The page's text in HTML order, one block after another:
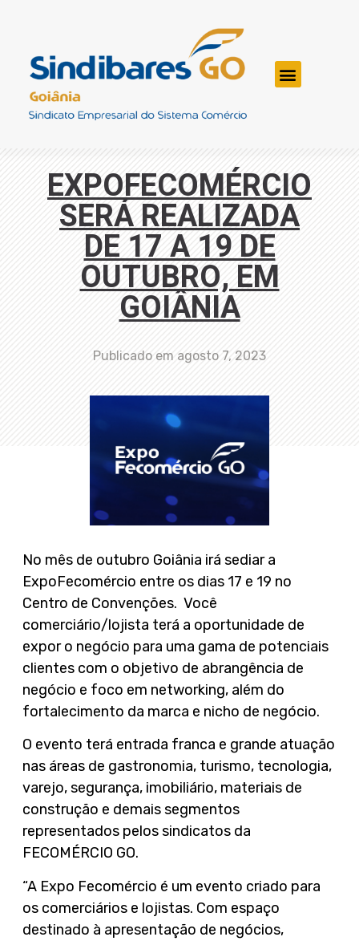
EXPOFECOMÉRCIO
SERÁ REALIZADA
DE 17 A 19 DE
OUTUBRO, EM
GOIÂNIA
Publicado em agosto 7, 2023
No mês de outubro Goiânia irá sediar a
ExpoFecomércio entre os dias 17 e 19 no
Centro de Convenções. Você
comerciário/lojista terá a oportunidade de
expor o negócio para uma gama de potenciais
clientes com o objetivo de abrangência de
negócio e foco em networking, além do
fortalecimento da marca e nicho de negócio.
O evento terá entrada franca e grande atuação
nas áreas de gastronomia, turismo, tecnologia,
varejo, segurança, imobiliário, materiais de
construção e demais segmentos
representados pelos sindicatos da
FECOMÉRCIO GO.
“A Expo Fecomércio é um evento criado para
os comerciários e lojistas. Com espaço
destinado à apresentação de negócios,